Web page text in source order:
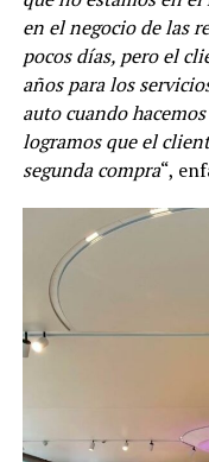
en el negocio de las
pocos días, pero el
años para los
auto cuando
logramos que el
segunda compra“,